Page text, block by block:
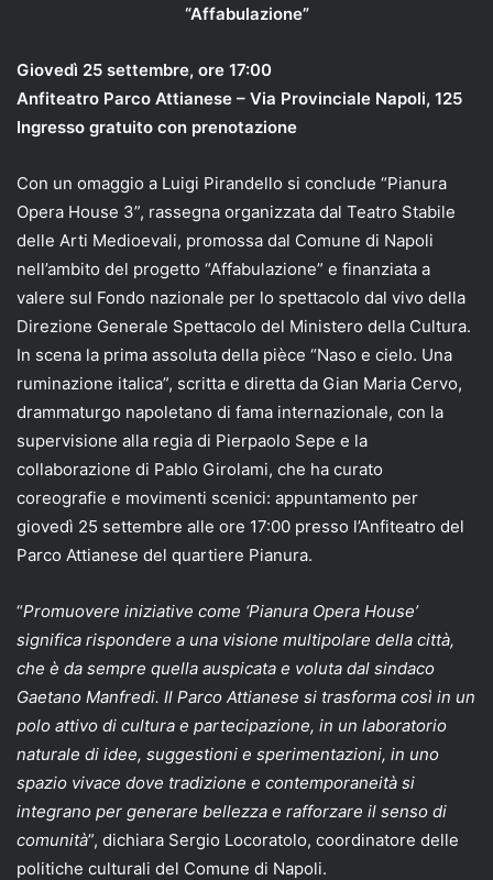
“Affabulazione”
Giovedì 25 settembre, ore 17:00
Anfiteatro Parco Attianese – Via Provinciale Napoli, 125
Ingresso gratuito con prenotazione
Con un omaggio a Luigi Pirandello si conclude “Pianura
Opera House 3”, rassegna organizzata dal Teatro Stabile
delle Arti Medioevali, promossa dal Comune di Napoli
nell’ambito del progetto “Affabulazione” e finanziata a
valere sul Fondo nazionale per lo spettacolo dal vivo della
Direzione Generale Spettacolo del Ministero della Cultura.
In scena la prima assoluta della pièce “Naso e cielo. Una
ruminazione italica”, scritta e diretta da Gian Maria Cervo,
drammaturgo napoletano di fama internazionale, con la
supervisione alla regia di Pierpaolo Sepe e la
collaborazione di Pablo Girolami, che ha curato
coreografie e movimenti scenici: appuntamento per
giovedì 25 settembre alle ore 17:00 presso l’Anfiteatro del
Parco Attianese del quartiere Pianura.
“Promuovere iniziative come ‘Pianura Opera House’
significa rispondere a una visione multipolare della città,
che è da sempre quella auspicata e voluta dal sindaco
Gaetano Manfredi. Il Parco Attianese si trasforma così in un
polo attivo di cultura e partecipazione, in un laboratorio
naturale di idee, suggestioni e sperimentazioni, in uno
spazio vivace dove tradizione e contemporaneità si
integrano per generare bellezza e rafforzare il senso di
comunità”, dichiara Sergio Locoratolo, coordinatore delle
politiche culturali del Comune di Napoli.